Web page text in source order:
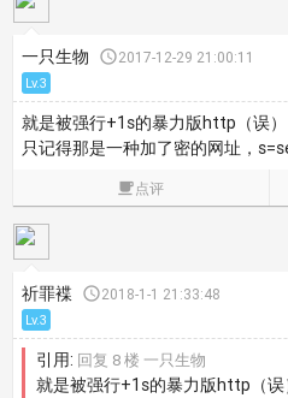
一只生物 2017-12-29 21:00:11
Lv.3
就是被强行+1s的暴力版http（误）
只记得那是一种加了密的网址，
点评
祈罪褋 2018-1-1 21:33:48
Lv.3
引用: 回复 8 楼 一只生物
就是被强行+1s的暴力版http（误